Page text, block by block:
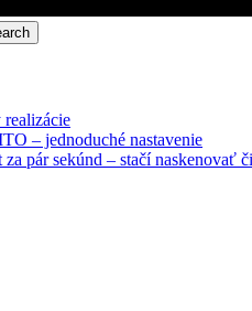
– jednoduché nastavenie
pár sekúnd – stačí naskenovať